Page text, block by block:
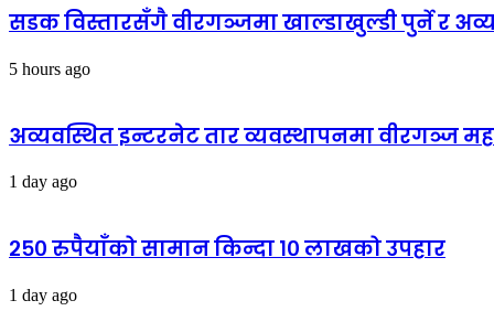
सडक विस्तारसँगै वीरगञ्जमा खाल्डाखुल्डी पुर्ने र
5 hours ago
अव्यवस्थित इन्टरनेट तार व्यवस्थापनमा
1 day ago
२५० रुपैयाँको सामान किन्दा १० लाखको उपहार
1 day ago